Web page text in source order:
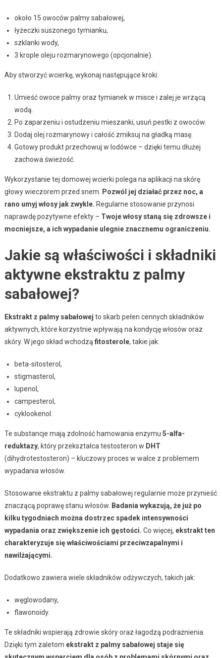
około 15 owoców palmy sabałowej,
łyżeczki suszonego tymianku,
szklanki wody,
3 krople oleju rozmarynowego (opcjonalnie).
Aby stworzyć wcierkę, wykonaj następujące kroki:
Umieść owoce palmy oraz tymianek w misce i zalej je wrzącą
wodą.
Po zaparzeniu i ostudzeniu mieszanki, usuń pestki z owoców.
Dodaj olej rozmarynowy i całość zmiksuj na gładką masę.
Gotowy produkt przechowuj w lodówce – dzięki temu dłużej
zachowa świeżość.
Wykorzystanie tej domowej wcierki polega na aplikacji na skórę
głowy wieczorem przed snem.
Pozwól jej działać przez noc, a
rano umyj włosy jak zwykle. Regularne stosowanie przynosi
naprawdę pozytywne efekty – Twoje włosy staną się zdrowsze i
mocniejsze, a ich wypadanie ulegnie znacznemu ograniczeniu.
Jakie są właściwości i składniki
aktywne ekstraktu z palmy
sabałowej?
Ekstrakt z palmy sabałowej to skarb pełen cennych składników
aktywnych, które korzystnie wpływają na kondycję włosów oraz
skóry. W jego skład wchodzą fitosterole, takie jak:
beta-sitosterol,
stigmasterol,
lupenol,
campesterol,
cyklookenol.
Te substancje mają zdolność hamowania enzymu 5-alfa-
reduktazy, który przekształca testosteron w DHT
(dihydrotestosteron) – kluczowy proces w walce z problemem
wypadania włosów.
Stosowanie ekstraktu z palmy sabałowej regularnie może przynieść
znaczącą poprawę stanu włosów. Badania wykazują, że już po
kilku tygodniach można dostrzec spadek intensywności
wypadania oraz zwiększenie ich gęstości. Co więcej, ekstrakt ten
charakteryzuje się właściwościami przeciwzapalnymi i
nawilżającymi.
Dodatkowo zawiera wiele składników odżywczych, takich jak:
węglowodany,
flawonoidy.
Te składniki wspierają zdrowie skóry oraz łagodzą podrażnienia.
Dzięki tym zaletom ekstrakt z palmy sabałowej staje się